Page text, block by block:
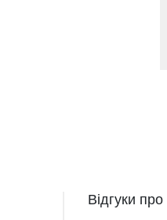
Відгуки про